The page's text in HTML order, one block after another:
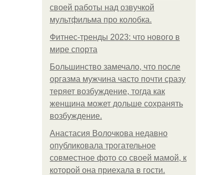
своей работы над озвучкой
мультфильма про колобка.
Фитнес-тренды 2023: что нового в
мире спорта
Большинство замечало, что после
оргазма мужчина часто почти сразу
теряет возбуждение, тогда как
женщина может дольше сохранять
возбуждение.
Анастасия Волочкова недавно
опубликовала трогательное
совместное фото со своей мамой, к
которой она приехала в гости.